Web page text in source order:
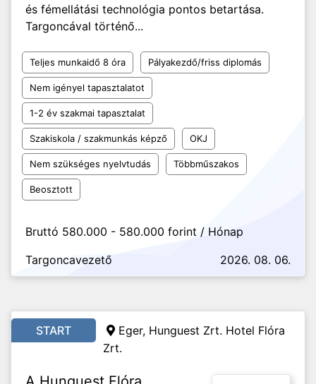
és fémellátási technológia pontos betartása.
Targoncával történő...
Teljes munkaidő 8 óra Pályakezdő/friss diplomás
Nem igényel tapasztalatot
1-2 év szakmai tapasztalat
Szakiskola / szakmunkás képző OKJ
Nem szükséges nyelvtudás Többműszakos
Beosztott
Bruttó 580.000 - 580.000 forint / Hónap
Targoncavezető
2026. 08. 06.
START
Eger, Hunguest Zrt. Hotel Flóra
Zrt.